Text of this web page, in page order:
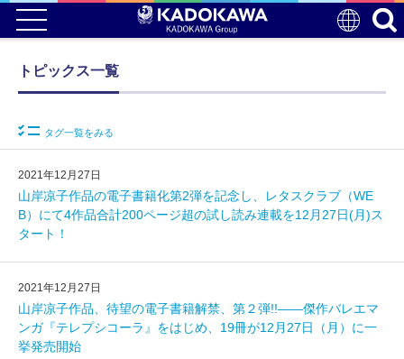
トピックス一覧
タグ一覧をみる
2021年12月27日
山岸凉子作品の電子書籍化第2弾を記念し、レタスクラブ（WE
B）にて4作品合計200ページ超の試し読み連載を12月27日(月)ス
タート！
2021年12月27日
山岸凉子作品、待望の電子書籍解禁、第２弾!!――傑作バレエマ
ンガ『テレプシコーラ』をはじめ、19冊が12月27日（月）に一
挙発売開始